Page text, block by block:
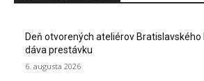
Deň otvorených ateliérov
dáva prestávku
6. augusta 2026